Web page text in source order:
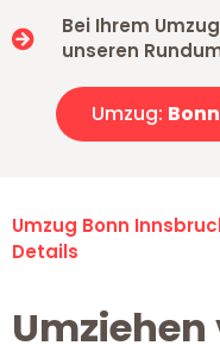
Bei Ihrem
unseren
Umzug:
Umzug Bonn
Details